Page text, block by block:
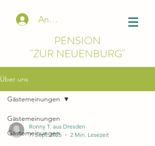
Anmelden
PENSION
"ZUR NEUENBURG"
Über uns
Gästemeinungen
Gästemeinungen
Gästemeinungen
Ronny T. aus Dresden
7. Sept. 2025
2 Min. Lesezeit